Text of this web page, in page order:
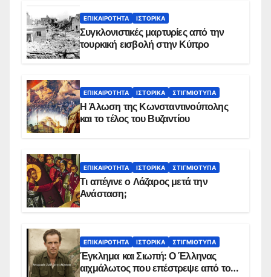
ΕΠΙΚΑΙΡΌΤΗΤΑ ΙΣΤΟΡΙΚΆ
Συγκλονιστικές μαρτυρίες από την
τουρκική εισβολή στην Κύπρο
ΕΠΙΚΑΙΡΌΤΗΤΑ ΙΣΤΟΡΙΚΆ ΣΤΙΓΜΙΌΤΥΠΑ
Η Άλωση της Κωνσταντινούπολης
και το τέλος του Βυζαντίου
ΕΠΙΚΑΙΡΌΤΗΤΑ ΙΣΤΟΡΙΚΆ ΣΤΙΓΜΙΌΤΥΠΑ
Τι απέγινε ο Λάζαρος μετά την
Ανάσταση;
ΕΠΙΚΑΙΡΌΤΗΤΑ ΙΣΤΟΡΙΚΆ ΣΤΙΓΜΙΌΤΥΠΑ
Έγκλημα και Σιωπή: Ο Έλληνας
αιχμάλωτος που επέστρεψε από το